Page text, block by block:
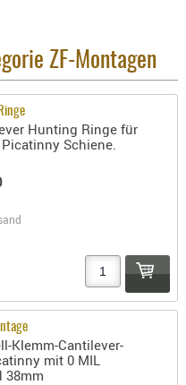
SPUHR -
ZF-
ZF-Montagen
Hunting Ringe für
Schiene.
Klemm-Cantilever-
mit 0 MIL
38mm